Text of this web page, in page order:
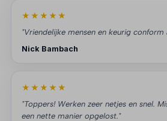
★★★★★
"Vriendelijke mensen en keurig conform
Nick Bambach
★★★★★
"Toppers! Werken zeer netjes en snel.
een nette manier opgelost."